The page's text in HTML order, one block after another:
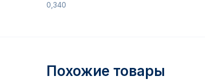
0,340
Похожие товары